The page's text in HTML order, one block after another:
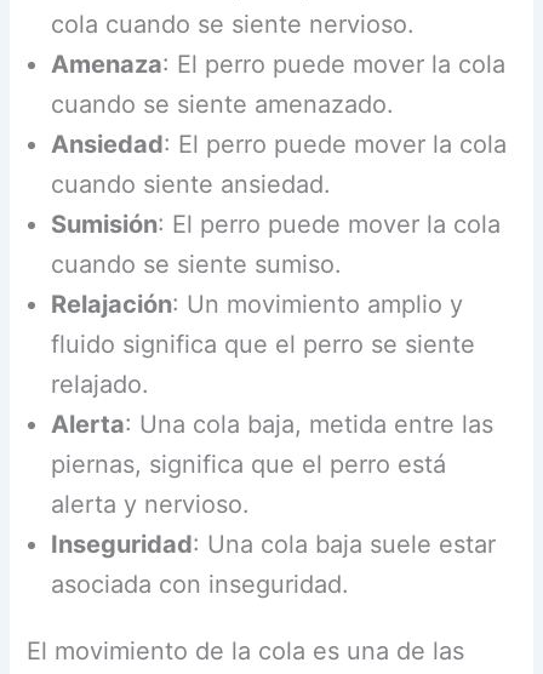
cola cuando se siente nervioso.
Amenaza: El perro puede mover la cola
cuando se siente amenazado.
Ansiedad: El perro puede mover la cola
cuando siente ansiedad.
Sumisión: El perro puede mover la cola
cuando se siente sumiso.
Relajación: Un movimiento amplio y
fluido significa que el perro se siente
relajado.
Alerta: Una cola baja, metida entre las
piernas, significa que el perro está
alerta y nervioso.
Inseguridad: Una cola baja suele estar
asociada con inseguridad.
El movimiento de la cola es una de las